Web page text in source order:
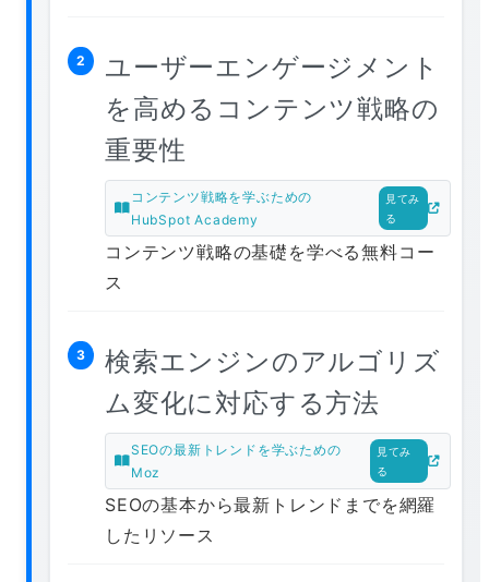
2
ユーザーエンゲージメント
を高めるコンテンツ戦略の
重要性
コンテンツ戦略を学ぶための
HubSpot Academy
見てみ
る
コンテンツ戦略の基礎を学べる無料コー
ス
3
検索エンジンのアルゴリズ
ム変化に対応する方法
SEOの最新トレンドを学ぶための
Moz
見てみ
る
SEOの基本から最新トレンドまでを網羅
したリソース